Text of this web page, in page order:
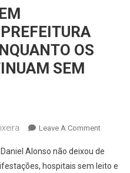
OS
SEM
Leave A CommentOn
EM
Alonso não deixou de
hospitais sem leito e